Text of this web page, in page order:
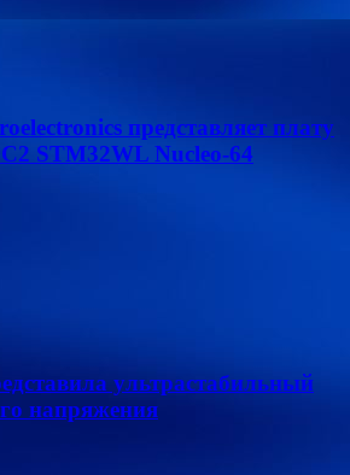
представляет плату
STM32WL Nucleo-64
ультрастабильный
напряжения